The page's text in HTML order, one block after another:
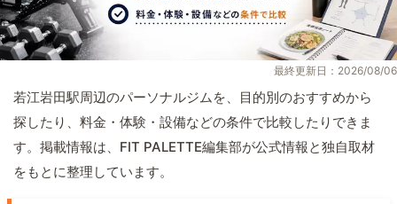
最終更新日：2026/08/06
若江岩田駅周辺のパーソナルジムを、目的別のおすすめから
探したり、料金・体験・設備などの条件で比較したりできま
す。掲載情報は、FIT PALETTE編集部が公式情報と独自取材
をもとに整理しています。